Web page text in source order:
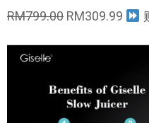
RM799.00 RM309.99